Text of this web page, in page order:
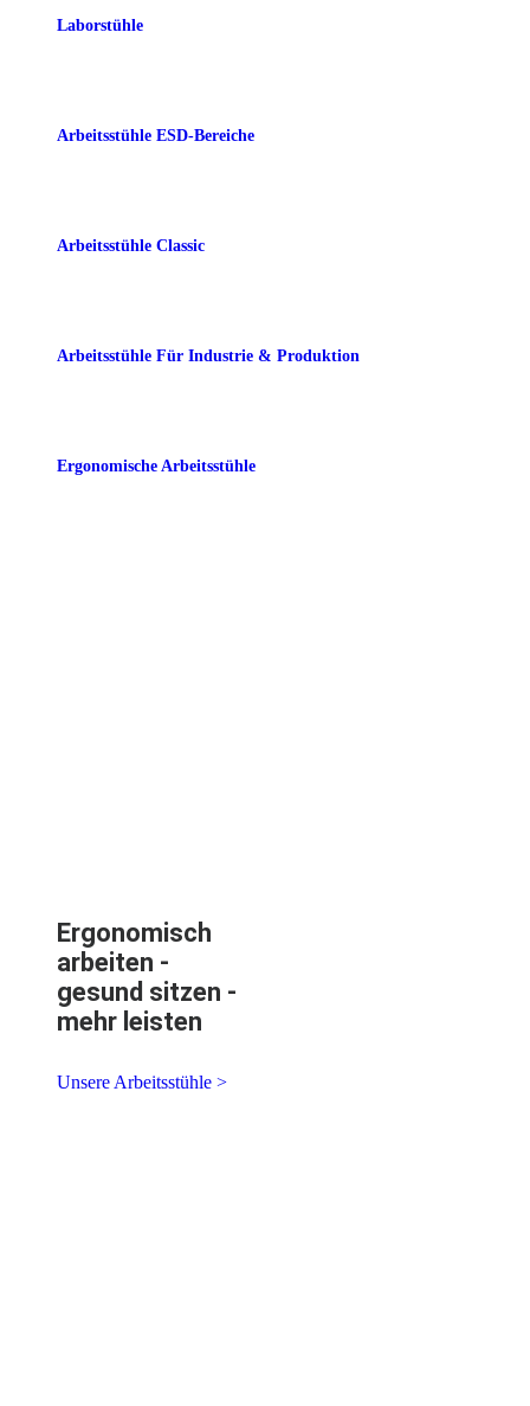
Laborstühle
Arbeitsstühle ESD-Bereiche
Arbeitsstühle Classic
Arbeitsstühle Für Industrie & Produktion
Ergonomische Arbeitsstühle
Ergonomisch
arbeiten -
gesund sitzen -
mehr leisten
Unsere Arbeitsstühle >